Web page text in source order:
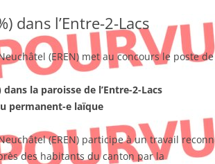
dans l’Entre-2-Lacs
(EREN) met au concours le poste de
la paroisse de l’Entre-2-Lacs
permanent-e laïque
(EREN) participe à un travail
des habitants du canton par la